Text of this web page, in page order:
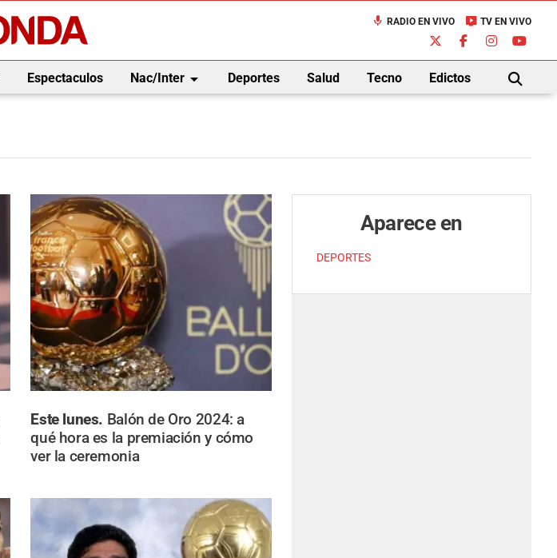
mic RADIO EN VIVO live_tv TV EN VIVO
Espectaculos Nac/Interarrow_drop_down Deportes Salud Tecno Edictos
BUSCAR
Este lunes. Balón de Oro 2024: a
qué hora es la premiación y cómo
ver la ceremonia
Aparece en
DEPORTES